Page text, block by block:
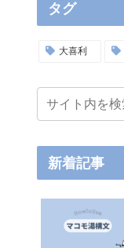
タグ
大喜利
新着記事